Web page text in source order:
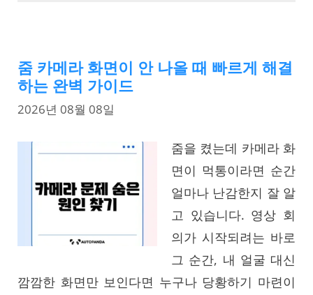
줌 카메라 화면이 안 나올 때 빠르게 해결
하는 완벽 가이드
2026년 08월 08일
줌을 켰는데 카메라 화
면이 먹통이라면 순간
얼마나 난감한지 잘 알
고 있습니다. 영상 회
의가 시작되려는 바로
그 순간, 내 얼굴 대신
깜깜한 화면만 보인다면 누구나 당황하기 마련이